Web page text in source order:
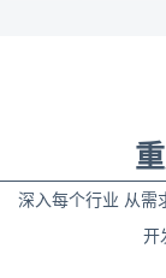
深入每个行业 从需
开